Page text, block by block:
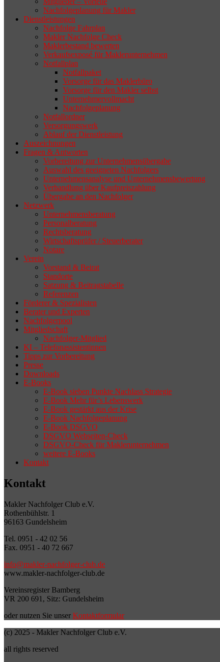
geeigneten Nachfolger findet, droht nicht
selten die Geschäftsaufgabe.
Nachfolgeplanung für Makler
Dienstleistungen
Nachfolge Fahrplan
Makler Nachfolge Check
Maklerbestand bewerten
Verkaufsexposé für Maklerunternehmen
Notfallplan
Notfallpaket
Vorsorge für das Maklerbüro
Vorsorge für den Makler selbst
Unternehmervollmacht
Nachfolgeplanung
Notfallordner
Versorgungswerk
Ablauf der Dienstleistung
Auszeichnungen
Fragen & Antworten
Vorbereitung zur Unternehmensübergabe
Auswahl des geeigneten Nachfolgers
Unternehmensanalyse und Unternehmensbewertung
Verhandlung über Kaufpreiszahlung
Übergabe an den Nachfolger
Netzwerk
Unternehmensberatung
Personalberatung
Rechtsberatung
Wirtschaftsprüfer / Steuerberater
Notare
Verein
Vorstand & Beirat
Standorte
Satzung & Beitragstabelle
Referenzen
Förderer & Spezialisten
Berater und Experten
Nachfolgerpool
Mitgliedschaft
Nachfolger-Mitglied
KI – Telefonassistentinnen
Tipps zur Vorbereitung
Presse
Downloads
E-Books
E-Book sieben Punkte Nachlass Strategie
E-Book Mehr für’s Lebenswerk
E-Book gestärkt aus der Krise
E-Book Nachfolgeplanung
E-Book DSGVO
DSGVO Webseiten-Check
DSGVO-Check für Maklerunternehmen
weitere E-Books
Kontakt
Kontakt
Makler Nachfolger Club e.V.
Rothenbühlstr. 1
96163 Gundelsheim
Tel. 0951 - 42 02 56
Fax. 0951 - 40 72 667
info@makler-nachfolger-club.de
www.makler-nachfolger-club.de
Vereinsregister Bamberg
VR 200 691, Sitz: Gundelsheim
oder nutzen Sie unser Kontaktformular
(c) 2025 - Makler Nachfolger Club e.V.
all rights reserved